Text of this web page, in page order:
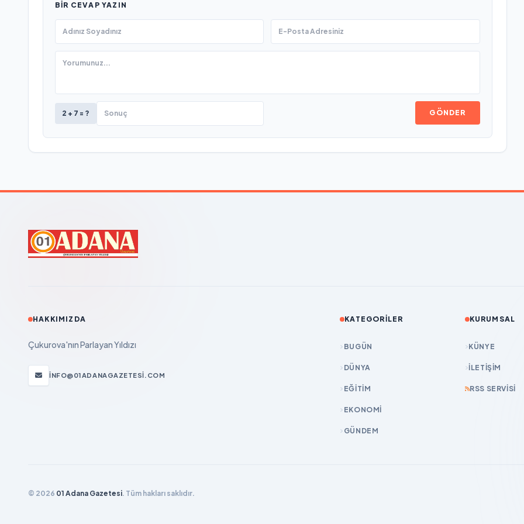
BIR CEVAP YAZIN
2 + 7 = ? GÖNDER
HAKKIMIZDA
Çukurova'nın Parlayan Yıldızı
INFO@01ADANAGAZETESI.COM
KATEGORILER
BUGÜN
DÜNYA
EĞİTİM
EKONOMİ
GÜNDEM
KURUMSAL
KÜNYE
İLETIŞIM
RSS SERVISI
© 2026 01 Adana Gazetesi. Tüm hakları saklıdır.